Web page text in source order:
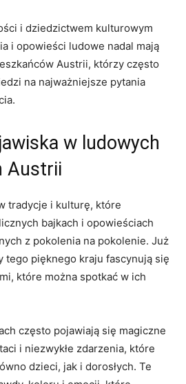
i dziedzictwem kulturowym
i opowieści ludowe nadal mają
Austrii, którzy‌ często
na najważniejsze pytania
w ludowych
Austrii
tradycje i kulturę, które
bajkach i opowieściach
z pokolenia na pokolenie. Już
tego pięknego kraju⁤ fascynują się
które można spotkać w ich
często pojawiają się magiczne​
i ‍niezwykłe zdarzenia, które
dzieci, jak i⁢ dorosłych. Te